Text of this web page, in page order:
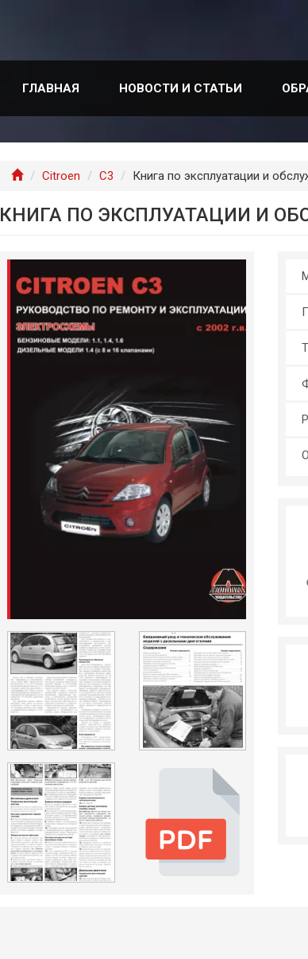
ГЛАВНАЯ НОВОСТИ И СТАТЬИ
Главная
Citroen C3 Книга по эксплуатации и
КНИГА ПО ЭКСПЛУАТАЦИИ И